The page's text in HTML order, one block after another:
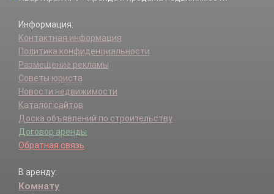
Информация:
Контактная информация
Политика конфиденциальности
Размещение рекламы
Советы юриста
Новости недвижимости
Каталог сайтов
Доска объявлений по строительству
Договор аренды
Обратная связь
В аренду:
Комнату